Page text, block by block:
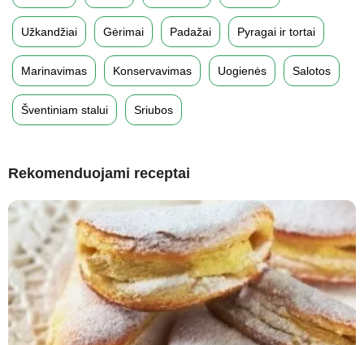
Užkandžiai Gėrimai Padažai Pyragai ir tortai
Marinavimas Konservavimas Uogienės Salotos
Šventiniam stalui Sriubos
Rekomenduojami receptai